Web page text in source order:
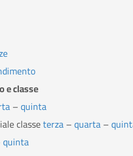
e classe
–quinta
classeterza–quarta–
quinta